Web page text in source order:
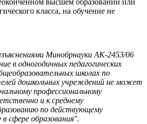
высшем образовании или
класса, на обучение не
Минобрнауки АК-2453/06
в одногодичных педагогических
школах по
дошкольных учреждений не может
профессиональному
и к среднему
по действующему
сфере образования".